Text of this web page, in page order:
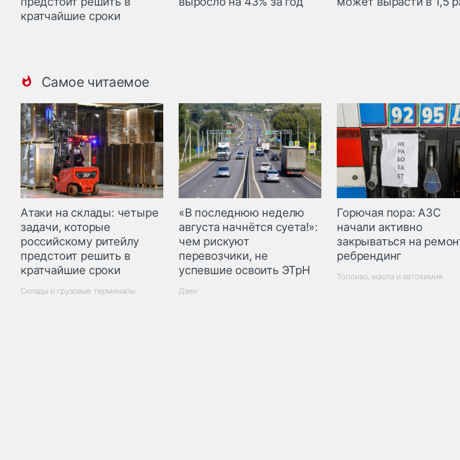
кратчайшие сроки
Самое читаемое
Атаки на склады: четыре
задачи, которые
российскому ритейлу
предстоит решить в
кратчайшие сроки
Склады и грузовые терминалы
«В последнюю неделю
августа начнётся суета!»:
чем рискуют
перевозчики, не
успевшие освоить ЭТрН
Дзен
Горючая пора: АЗС
начали активно
закрываться на
ребрендинг
Топливо, масла и автохимия